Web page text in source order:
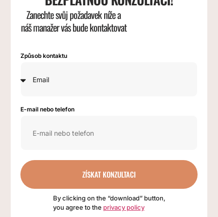
Zanechte svůj požadavek níže a
náš manažer vás bude kontaktovat
Způsob kontaktu
E-mail nebo telefon
ZÍSKAT KONZULTACI
By clicking on the “download” button,
you agree to the privacy policy